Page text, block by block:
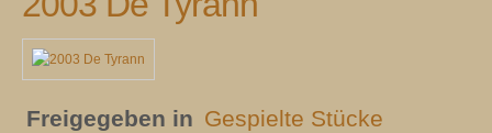
Freigegeben in Gespielte Stücke